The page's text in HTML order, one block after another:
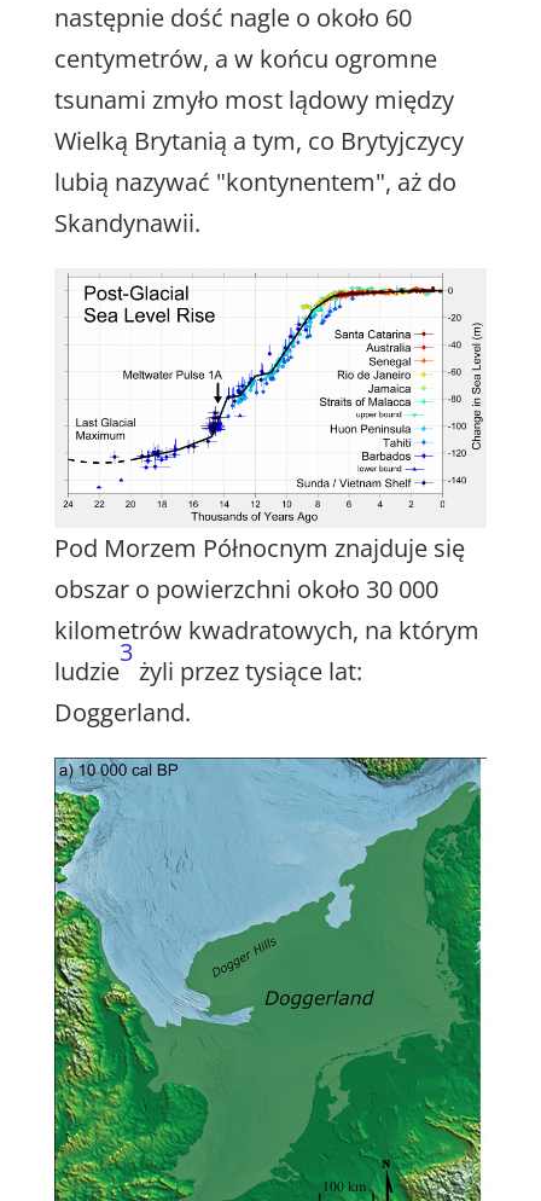
następnie dość nagle o około 60
centymetrów, a w końcu ogromne
tsunami zmyło most lądowy między
Wielką Brytanią a tym, co Brytyjczycy
lubią nazywać "kontynentem", aż do
Skandynawii.
Pod Morzem Północnym znajduje się
obszar o powierzchni około 30 000
kilometrów kwadratowych, na którym
ludzie
3
żyli przez tysiące lat:
Doggerland.